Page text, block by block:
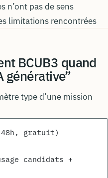
n’ont pas de sens
limitations rencontrées
BCUB3 quand
générative”
type d’une mission
gratuit)